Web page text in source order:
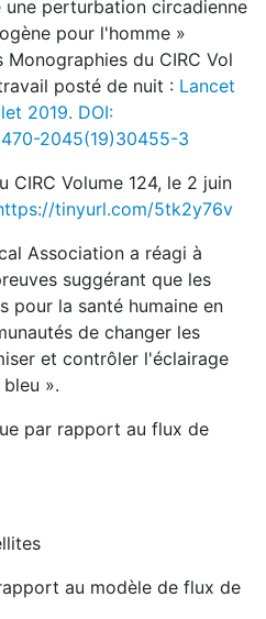
perturbation circadienne
pour l'homme »
du CIRC Vol
posté de nuit : Lancet
2019. DOI:
2045(19)30455-3
CIRC Volume 124, le 2 juin
tinyurl.com/5tk2y76v
Association a réagi à
suggérant que les
pour la santé humaine en
de changer les
et contrôler l'éclairage
».
par rapport au flux de
au modèle de flux de